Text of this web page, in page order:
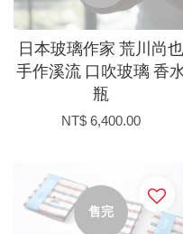
日本玻璃作家 荒川尚也
手作溪流 口吹玻璃 香
瓶
NT$ 6,400.00
售完